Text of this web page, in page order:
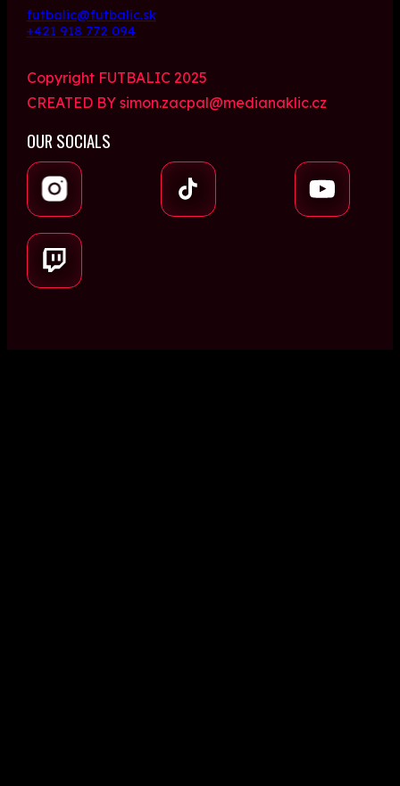
futbalic@futbalic.sk
+421 918 772 094
Copyright FUTBALIC 2025
CREATED BY simon.zacpal@medianaklic.cz
OUR SOCIALS